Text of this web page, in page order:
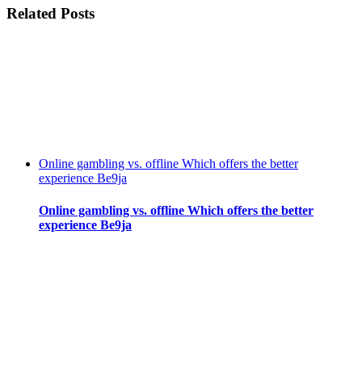
Related Posts
Online gambling vs. offline Which offers the better
experience Be9ja
Online gambling vs. offline Which offers the better
experience Be9ja